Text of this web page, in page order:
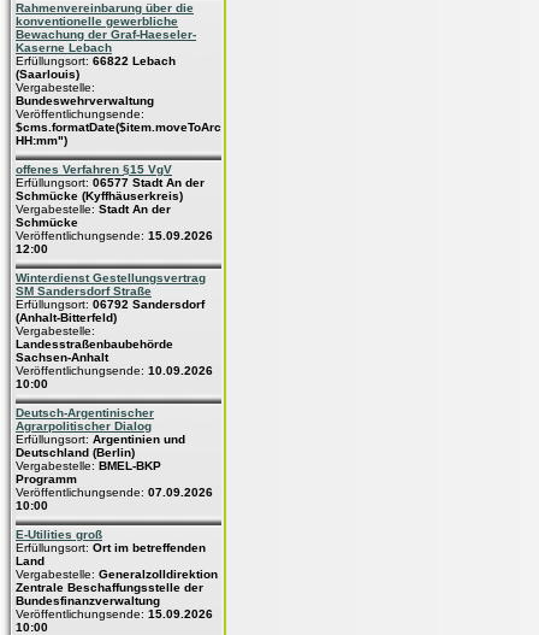
Rahmenvereinbarung über die
konventionelle gewerbliche
Bewachung der Graf-Haeseler-
Kaserne Lebach
Erfüllungsort: 66822 Lebach
(Saarlouis)
Vergabestelle:
Bundeswehrverwaltung
Veröffentlichungsende:
$cms.formatDate($item.moveToArchive,"dd.MM.yyyy
HH:mm")
offenes Verfahren §15 VgV
Erfüllungsort: 06577 Stadt An der
Schmücke (Kyffhäuserkreis)
Vergabestelle: Stadt An der
Schmücke
Veröffentlichungsende: 15.09.2026
12:00
Winterdienst Gestellungsvertrag
SM Sandersdorf Straße
Erfüllungsort: 06792 Sandersdorf
(Anhalt-Bitterfeld)
Vergabestelle:
Landesstraßenbaubehörde
Sachsen-Anhalt
Veröffentlichungsende: 10.09.2026
10:00
Deutsch-Argentinischer
Agrarpolitischer Dialog
Erfüllungsort: Argentinien und
Deutschland (Berlin)
Vergabestelle: BMEL-BKP
Programm
Veröffentlichungsende: 07.09.2026
10:00
E-Utilities groß
Erfüllungsort: Ort im betreffenden
Land
Vergabestelle: Generalzolldirektion
Zentrale Beschaffungsstelle der
Bundesfinanzverwaltung
Veröffentlichungsende: 15.09.2026
10:00